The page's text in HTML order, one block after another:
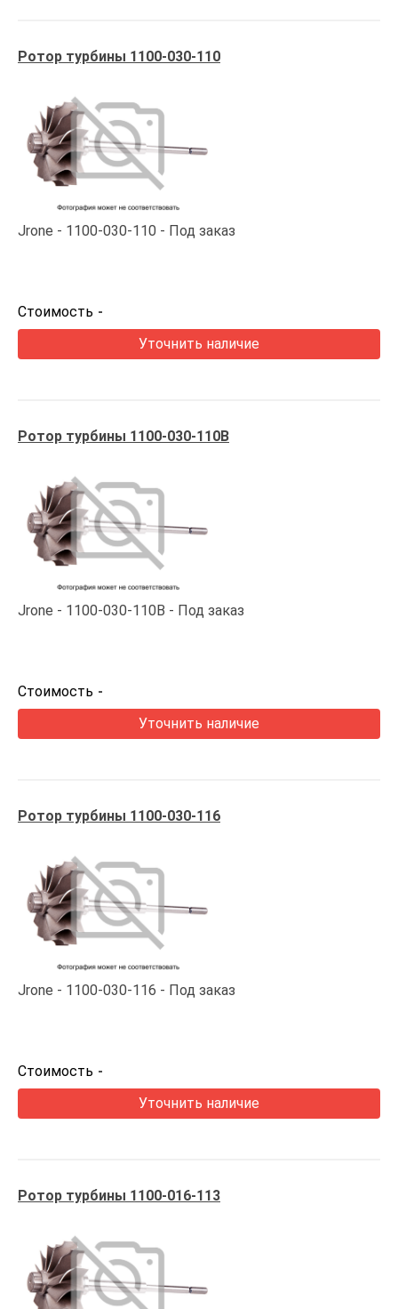
Ротор турбины 1100-030-110
Jrone 1100-030-110 Под заказ
Стоимость -
Уточнить наличие
Ротор турбины 1100-030-110B
Jrone 1100-030-110B Под заказ
Стоимость -
Уточнить наличие
Ротор турбины 1100-030-116
Jrone 1100-030-116 Под заказ
Стоимость -
Уточнить наличие
Ротор турбины 1100-016-113